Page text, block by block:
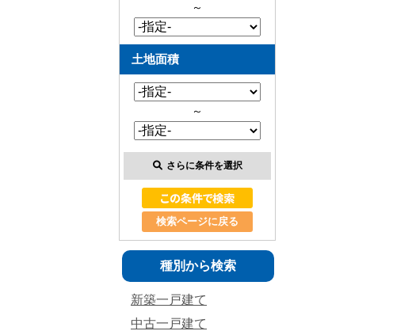
～
土地面積
～
さらに条件を選択
検索ページに戻る
種別から検索
新築一戸建て
中古一戸建て